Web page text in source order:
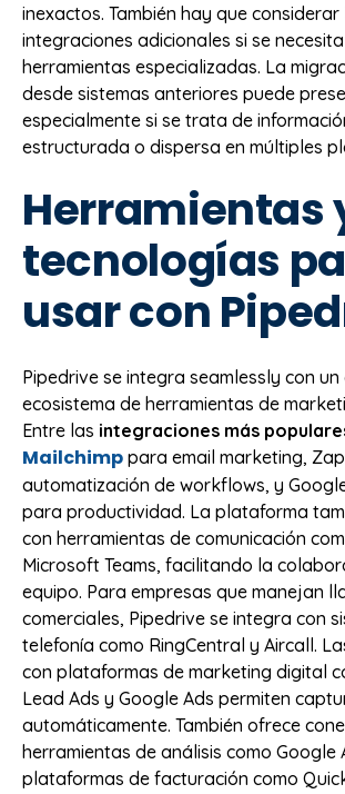
inexactos. También hay que
integraciones adicionales si se
herramientas especializadas. La
desde sistemas anteriores puede
especialmente si se trata de
estructurada o dispersa en múltiples
Herramientas
tecnologías
usar con
Pipedrive se integra seamlessly con un
ecosistema de herramientas de
Entre las integraciones más
Mailchimp para email marketing,
automatización de workflows, y
para productividad. La plataforma
con herramientas de comunicación
Microsoft Teams, facilitando la
equipo. Para empresas que manejan
comerciales, Pipedrive se integra con
telefonía como RingCentral y Aircall.
con plataformas de marketing digital
Lead Ads y Google Ads permiten
automáticamente. También ofrece
herramientas de análisis como Google
plataformas de facturación como